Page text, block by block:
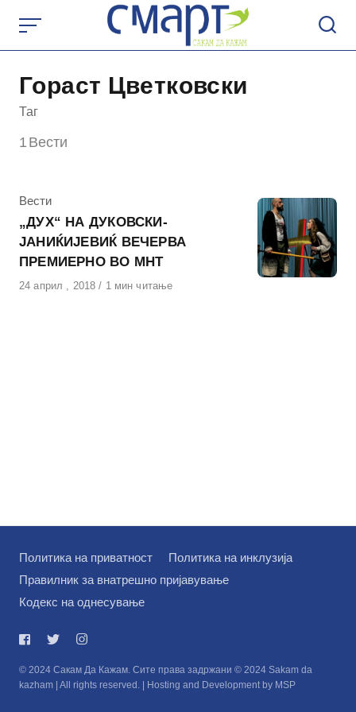
content
Гораст Цветковски
Таг
1 Вести
КАтегорија
Вести
„ДУХ“ НА ДУКОВСКИ-
ЈАНИЌИЈЕВИЌ ВЕЧЕРВА
ПРЕМИЕРНО ВО МНТ
Објавено
24 април , 2018 1 мин читање
Политика на приватност
Политика на инклузија
Правилник за внатрешно пријавување
Кодекс на однесување
© 2024 Сакам Да Кажам. Сите права задржани © 2024 Sakam da
kazham | All rights reserved. | Hosting and Development by MSP